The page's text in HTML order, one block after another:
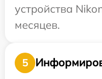
устройства
месяцев.
5